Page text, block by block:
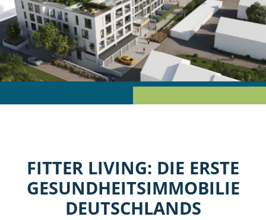
FITTER LIVING: DIE ERSTE
GESUNDHEITSIMMOBILIE
DEUTSCHLANDS